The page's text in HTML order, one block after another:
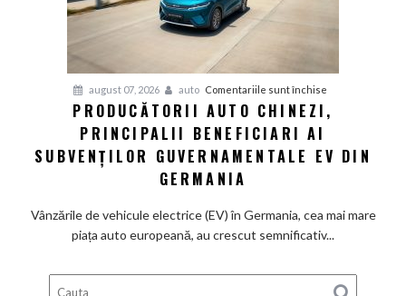
și
100%
august 07, 2026 auto Comentariile sunt închise
chinezi,
din
PRODUCĂTORII AUTO CHINEZI,
PRINCIPALII BENEFICIARI AI
SUBVENȚILOR GUVERNAMENTALE EV DIN
GERMANIA
Vânzările de vehicule electrice (EV) în Germania, cea mai mare
piața auto europeană, au crescut semnificativ...